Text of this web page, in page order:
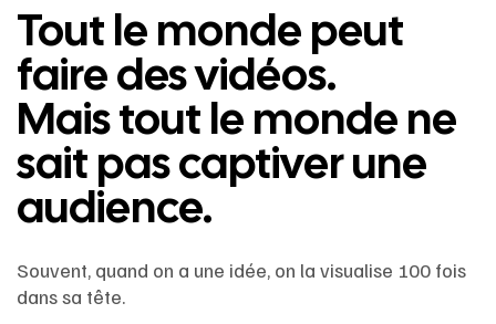
Tout le monde peut
faire des vidéos.
Mais tout le monde ne
sait pas captiver une
audience.
Souvent, quand on a une idée, on la visualise 100 fois
dans sa tête.